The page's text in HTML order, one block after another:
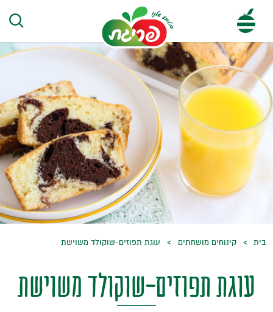
בית קינוחים מושחתים עוגת תפוזים-שוקולד משוישת
עוגת תפוזים-שוקולד משוישת